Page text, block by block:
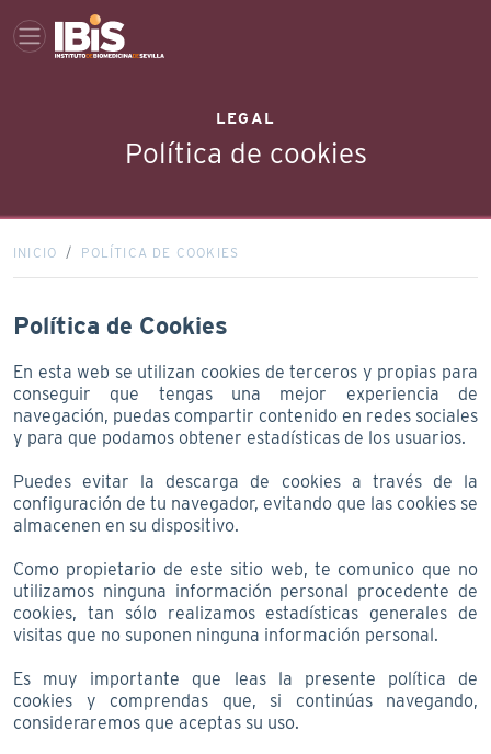
LEGAL
Política de cookies
INICIO POLÍTICA DE COOKIES
Política de Cookies
En esta web se utilizan cookies de terceros y propias para
conseguir que tengas una mejor experiencia de
navegación, puedas compartir contenido en redes sociales
y para que podamos obtener estadísticas de los usuarios.
Puedes evitar la descarga de cookies a través de la
configuración de tu navegador, evitando que las cookies se
almacenen en su dispositivo.
Como propietario de este sitio web, te comunico que no
utilizamos ninguna información personal procedente de
cookies, tan sólo realizamos estadísticas generales de
visitas que no suponen ninguna información personal.
Es muy importante que leas la presente política de
cookies y comprendas que, si continúas navegando,
consideraremos que aceptas su uso.